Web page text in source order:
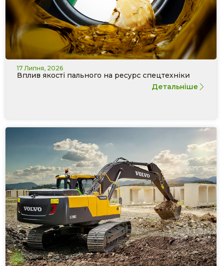
17 Липня, 2026
Вплив якості пального на ресурс спецтехніки
Детальніше